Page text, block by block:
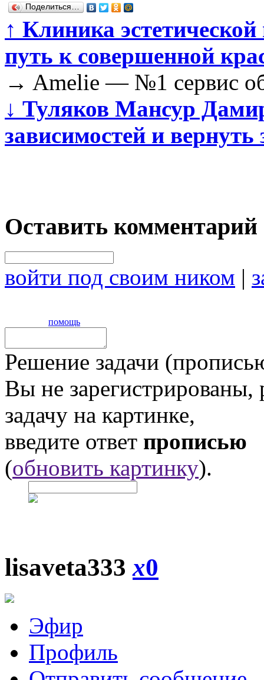
Поделиться…
↑ Клиника
путь к совершенной
→ Amelie — №1 сервис
↓ Туляков Мансур
зависимостей и вернуть
Оставить комментарий
войти под своим ником |
помощь
Решение задачи
Вы не
задачу на картинке,
введите ответ прописью
(обновить картинку).
lisaveta333x0
Эфир
Профиль